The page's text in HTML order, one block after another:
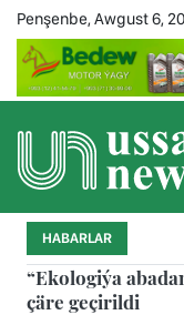
Penşenbe, Awgust 6,
HABARLAR
“Ekologiýa
çäre geçirildi